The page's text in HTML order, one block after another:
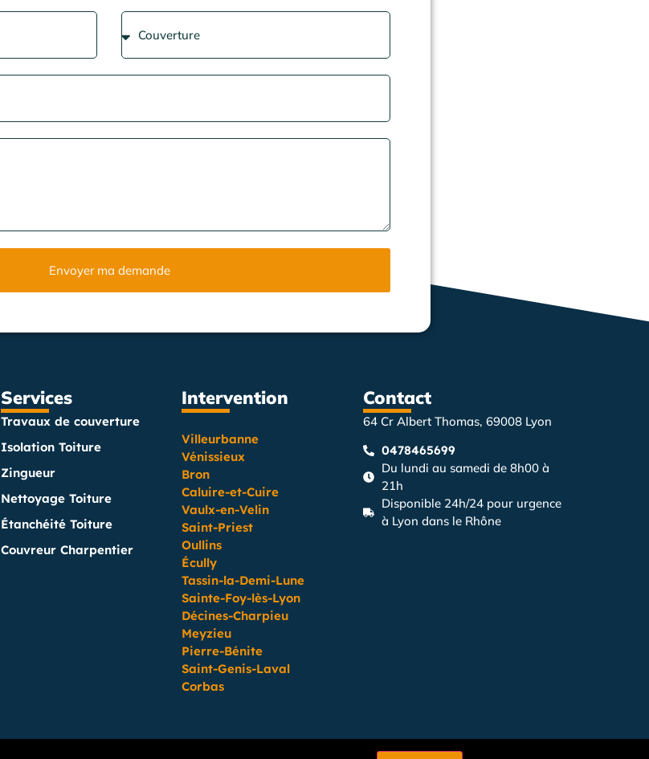
Envoyer ma demande
Services
Travaux de couverture
Isolation Toiture
Zingueur
Nettoyage Toiture
Étanchéité Toiture
Couvreur Charpentier
Intervention
Villeurbanne
Vénissieux
Bron
Caluire-et-Cuire
Vaulx-en-Velin
Saint-Priest
Oullins
Écully
Tassin-la-Demi-Lune
Sainte-Foy-lès-Lyon
Décines-Charpieu
Meyzieu
Pierre-Bénite
Saint-Genis-Laval
Corbas
Contact
64 Cr Albert Thomas, 69008 Lyon
0478465699
Du lundi au samedi de 8h00 à
21h
Disponible 24h/24 pour urgence
à Lyon dans le Rhône